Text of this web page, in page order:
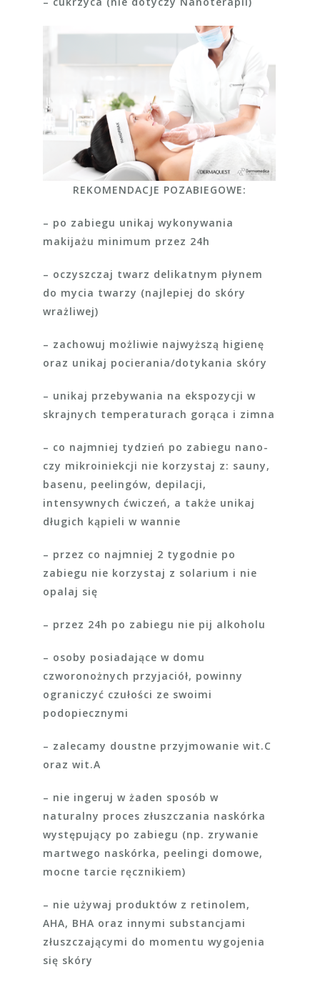
REKOMENDACJE POZABIEGOWE:
– po zabiegu unikaj wykonywania
makijażu minimum przez 24h
– oczyszczaj twarz delikatnym płynem
do mycia twarzy (najlepiej do skóry
wrażliwej)
– zachowuj możliwie najwyższą higienę
oraz unikaj pocierania/dotykania skóry
– unikaj przebywania na ekspozycji w
skrajnych temperaturach gorąca i zimna
– co najmniej tydzień po zabiegu nano-
czy mikroiniekcji nie korzystaj z: sauny,
basenu, peelingów, depilacji,
intensywnych ćwiczeń, a także unikaj
długich kąpieli w wannie
– przez co najmniej 2 tygodnie po
zabiegu nie korzystaj z solarium i nie
opalaj się
– przez 24h po zabiegu nie pij alkoholu
– osoby posiadające w domu
czworonożnych przyjaciół, powinny
ograniczyć czułości ze swoimi
podopiecznymi
– zalecamy doustne przyjmowanie wit.C
oraz wit.A
– nie ingeruj w żaden sposób w
naturalny proces złuszczania naskórka
występujący po zabiegu (np. zrywanie
martwego naskórka, peelingi domowe,
mocne tarcie ręcznikiem)
– nie używaj produktów z retinolem,
AHA, BHA oraz innymi substancjami
złuszczającymi do momentu wygojenia
się skóry